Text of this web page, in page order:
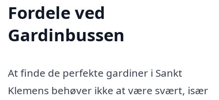
Fordele ved
Gardinbussen
At finde de perfekte gardiner i Sankt
Klemens behøver ikke at være svært, især